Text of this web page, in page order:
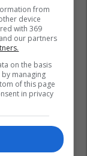
from
device
with 369
our partners
on the basis
managing
of this page
in privacy